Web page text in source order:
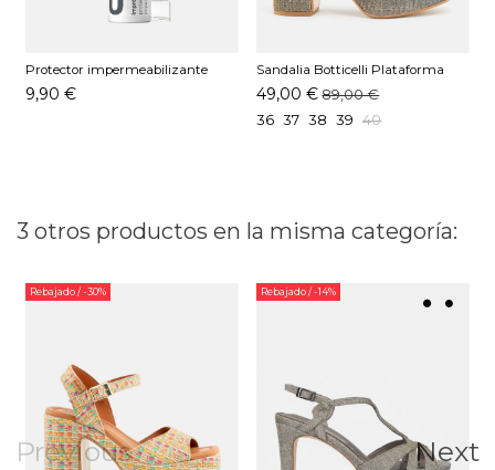
Protector impermeabilizante
Pedag 250 ML
9,90 €
Sandalia Botticelli Plataforma
Glitter Plomo
49,00 € 89,00 €
36 37 38 39 40
3 otros productos en la misma categoría:
Previous
Rebajado/ -30% Rebajado/ -14%
Next